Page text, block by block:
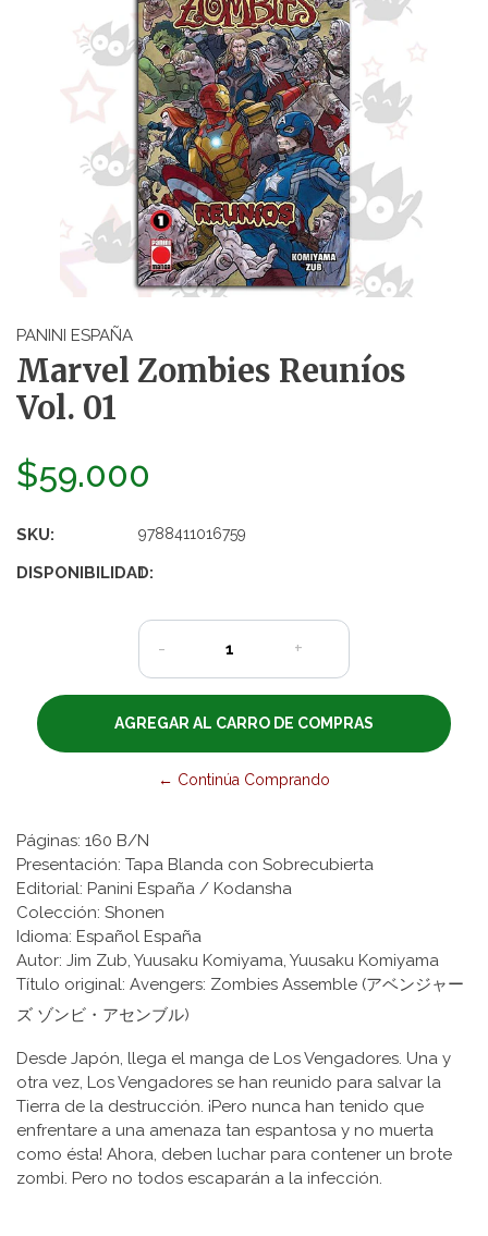
PANINI ESPAÑA
Marvel Zombies Reuníos
Vol. 01
$59.000
SKU: 9788411016759
DISPONIBILIDAD:
1
- +
← Continúa Comprando
Páginas: 160 B/N
Presentación: Tapa Blanda con Sobrecubierta
Editorial: Panini España / Kodansha
Colección: Shonen
Idioma: Español España
Autor: Jim Zub, Yuusaku Komiyama, Yuusaku Komiyama
Título original: Avengers: Zombies Assemble (アベンジャー
ズ ゾンビ・アセンブル)
Desde Japón, llega el manga de Los Vengadores. Una y
otra vez, Los Vengadores se han reunido para salvar la
Tierra de la destrucción. ¡Pero nunca han tenido que
enfrentare a una amenaza tan espantosa y no muerta
como ésta! Ahora, deben luchar para contener un brote
zombi. Pero no todos escaparán a la infección.